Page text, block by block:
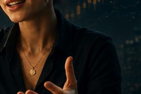
M&As assessorados no
de investimentos em 2026